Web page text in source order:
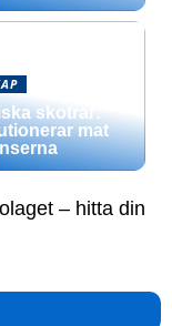
skotrar:
mat
– hitta din